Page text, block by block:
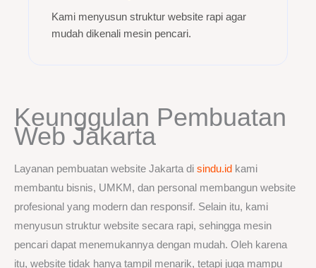
Kami menyusun struktur website rapi agar
mudah dikenali mesin pencari.
Keunggulan Pembuatan
Web Jakarta
Layanan pembuatan website Jakarta di sindu.id kami
membantu bisnis, UMKM, dan personal membangun website
profesional yang modern dan responsif. Selain itu, kami
menyusun struktur website secara rapi, sehingga mesin
pencari dapat menemukannya dengan mudah. Oleh karena
itu, website tidak hanya tampil menarik, tetapi juga mampu